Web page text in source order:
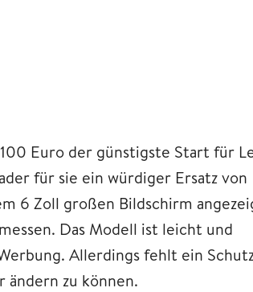
Euro der günstigste Start für
für sie ein würdiger Ersatz von
6 Zoll großen Bildschirm
Das Modell ist leicht und
Allerdings fehlt ein
ändern zu können.